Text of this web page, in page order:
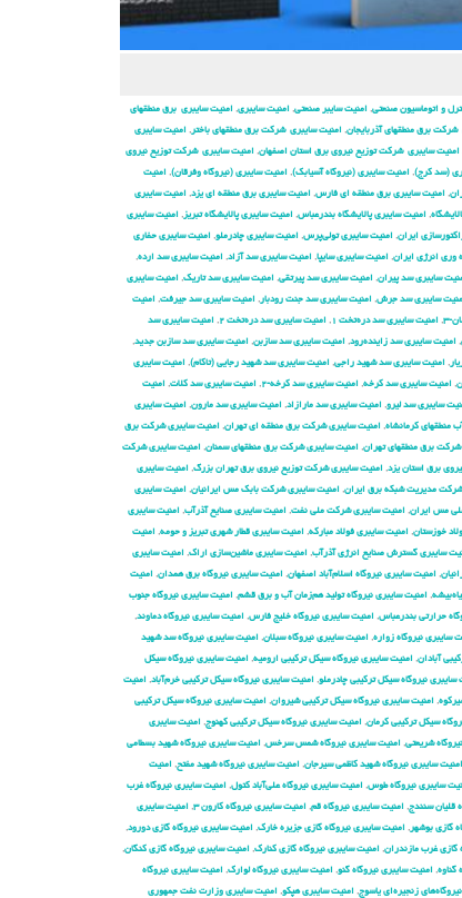
و اتوماسیون صنعتی, امنیت سایبر صنعتی, امنیت سایبری, امنیت سایبری برق منطقهای
شركت برق منطقهای آذربایجان, امنیت سایبری شركت برق منطقهای باختر , امنیت سایبری
امنیت سایبری شركت توزیع نیروی برق استان اصفهان, امنیت سایبری شركت توزیع نیروی
(سد کرج), امنیت سایبری (نیروگاه آسیابک), امنیت سایبری (نیروگاه وفرقان), امنیت
, امنیت سایبری برق منطقه ای فارس, امنیت سایبری برق منطقه ای یزد, امنیت سایبری
, امنیت سایبری پالایشگاه بندرعباس, امنیت سایبری پالایشگاه تبریز , امنیت سایبری
ایران, امنیت سایبری تولی‌پرس, امنیت سایبری چادرملو, امنیت سایبری حفاری
وری انرژی ایران, امنیت سایبری سایپا, امنیت سایبری سد آزاد, امنیت سایبری سد ارده,
سایبری سد پیران, امنیت سایبری سد پیرتقی, امنیت سایبری سد تاریک, امنیت سایبری
سایبری سد جرش, امنیت سایبری سد جنت رودبار , امنیت سایبری سد جیرفت, امنیت
۳ , امنیت سایبری سد دره‌تخت ۱ , امنیت سایبری سد دره‌تخت ۲ , امنیت سایبری سد
, امنیت سایبری سد زاینده‌رود, امنیت سایبری سد سازبن, امنیت سایبری سد سازبن جدید,
, امنیت سایبری سد شهید راجی, امنیت سایبری سد شهید رجایی (تاکام), امنیت سایبری
, امنیت سایبری سد کرخه, امنیت سایبری سد کرخه-۲ , امنیت سایبری سد کلات, امنیت
سایبری سد لیرو, امنیت سایبری سد مارازاد, امنیت سایبری سد مارون, امنیت سایبری
منطقهای كرمانشاه, امنیت سایبری شركت برق منطقه ای تهران, امنیت سایبری شركت برق
شركت برق منطقهای تهران, امنیت سایبری شركت برق منطقهای سمنان, امنیت سایبری شركت
برق استان یزد, امنیت سایبری شركت توزیع نیروی برق تهران بزرگ, امنیت سایبری
شركت مدیریت شبكه برق ایران, امنیت سایبری شرکت بابک مس ایرانیان, امنیت سایبری
مس ایران, امنیت سایبری شرکت ملی نفت, امنیت سایبری صنایع آذرآب, امنیت سایبری
خوزستان, امنیت سایبری فولاد مبارکه, امنیت سایبری قطار شهری تبریز و حومه, امنیت
سایبری گسترش صنایع انرژی آذرآب, امنیت سایبری ماشین‌سازی اراک, امنیت سایبری
, امنیت سایبری نیروگاه اسلام‌آباد اصفهان, امنیت سایبری نیروگاه برق همدان, امنیت
, امنیت سایبری نیروگاه تولید هم‌زمان آب و برق قشم, امنیت سایبری نیروگاه جنوب
حرارتی بندرعباس, امنیت سایبری نیروگاه خلیج فارس, امنیت سایبری نیروگاه دماوند,
سایبری نیروگاه زواره, امنیت سایبری نیروگاه سبلان, امنیت سایبری نیروگاه سد شهید
آبادان, امنیت سایبری نیروگاه سیکل ترکیبی ارومیه, امنیت سایبری نیروگاه سیکل
سایبری نیروگاه سیکل ترکیبی چادرملو, امنیت سایبری نیروگاه سیکل ترکیبی خرم‌آباد, امنیت
, امنیت سایبری نیروگاه سیکل ترکیبی شیروان, امنیت سایبری نیروگاه سیکل ترکیبی
سیکل ترکیبی کرمان, امنیت سایبری نیروگاه سیکل ترکیبی کهنوج, امنیت سایبری
شریعتی, امنیت سایبری نیروگاه شمس سرخس, امنیت سایبری نیروگاه شهید بسطامی
امنیت سایبری نیروگاه شهید کاظمی سیرجان, امنیت سایبری نیروگاه شهید مفتح, امنیت
سایبری نیروگاه طوس, امنیت سایبری نیروگاه علی‌آباد کتول, امنیت سایبری نیروگاه غرب
قلیان سنندج, امنیت سایبری نیروگاه قم, امنیت سایبری نیروگاه کارون ۳ , امنیت سایبری
گازی بوشهر , امنیت سایبری نیروگاه گازی جزیره خارک, امنیت سایبری نیروگاه گازی دورود,
گازی غرب مازندران, امنیت سایبری نیروگاه گازی کنارک, امنیت سایبری نیروگاه گازی کنگان,
گناوه, امنیت سایبری نیروگاه گنو, امنیت سایبری نیروگاه لوارک, امنیت سایبری نیروگاه
زنجیره‌ای یاسوج, امنیت سایبری هپکو, امنیت سایبری وزارت نفت جمهوری